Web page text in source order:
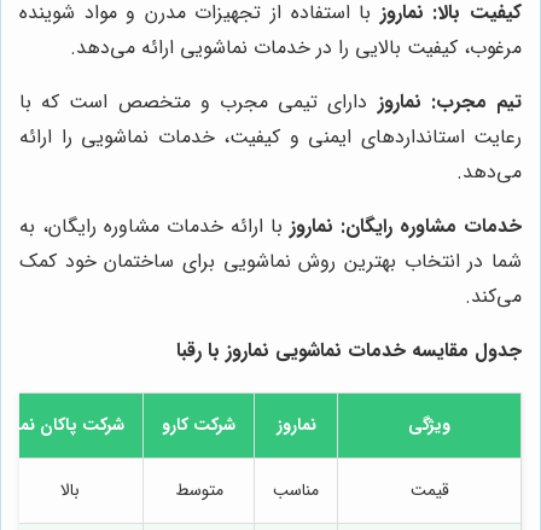
کیفیت بالا: نماروز با استفاده از تجهیزات مدرن و مواد شوینده
مرغوب، کیفیت بالایی را در خدمات نماشویی ارائه می‌دهد.
تیم مجرب: نماروز دارای تیمی مجرب و متخصص است که با
رعایت استانداردهای ایمنی و کیفیت، خدمات نماشویی را ارائه
می‌دهد.
خدمات مشاوره رایگان: نماروز با ارائه خدمات مشاوره رایگان، به
شما در انتخاب بهترین روش نماشویی برای ساختمان خود کمک
می‌کند.
جدول مقایسه خدمات نماشویی نماروز با رقبا
ویژگی نماروز شرکت کارو شرکت پاکان نما
قیمت مناسب متوسط بالا